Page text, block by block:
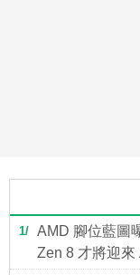
1
AMD 腳位藍圖
Zen 8 才將迎來